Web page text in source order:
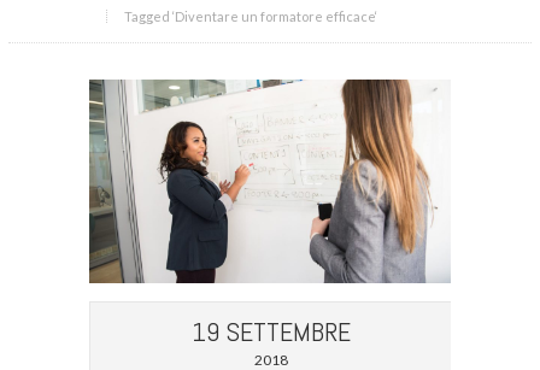
Tagged ‘Diventare un formatore efficace‘
19 SETTEMBRE
2018